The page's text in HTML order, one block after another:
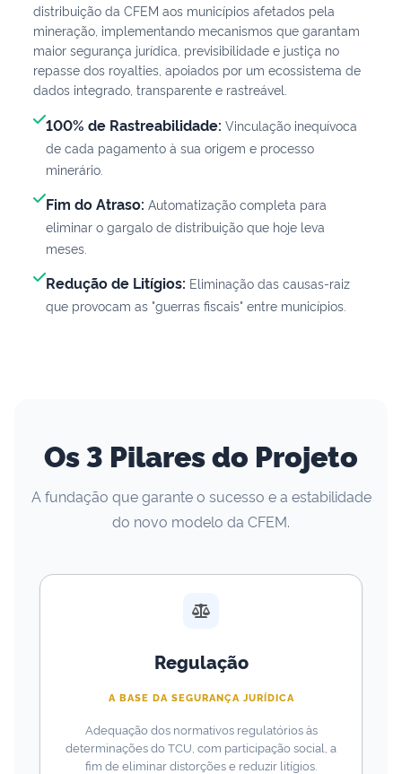
distribuição da CFEM aos municípios afetados pela
mineração, implementando mecanismos que garantam
maior segurança jurídica, previsibilidade e justiça no
repasse dos royalties, apoiados por um ecossistema de
dados integrado, transparente e rastreável.
100% de Rastreabilidade: Vinculação inequívoca
de cada pagamento à sua origem e processo
minerário.
Fim do Atraso: Automatização completa para
eliminar o gargalo de distribuição que hoje leva
meses.
Redução de Litígios: Eliminação das causas-raiz
que provocam as "guerras fiscais" entre municípios.
Os 3 Pilares do Projeto
A fundação que garante o sucesso e a estabilidade
do novo modelo da CFEM.
Regulação
A BASE DA SEGURANÇA JURÍDICA
Adequação dos normativos regulatórios às
determinações do TCU, com participação social, a
fim de eliminar distorções e reduzir litígios.